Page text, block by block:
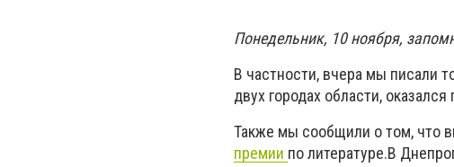
Понедельник, 10 ноября,
В частности, вчера мы писали
двух городах области,
Также мы сообщили о том, что
премии по литературе.В